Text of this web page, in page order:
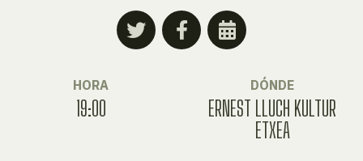
HORA
19:00
DÓNDE
ERNEST LLUCH KULTUR
ETXEA